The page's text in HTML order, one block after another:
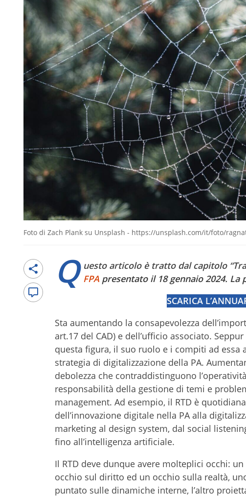
Foto di Zach Plank su Unsplash - https://unsplash.com/it/foto/
Q uesto articolo è tratto dal capitolo
FPA presentato il 18 gennaio 2024. La
SCARICA
Sta aumentando la consapevolezza
art.17 del CAD) e dell’ufficio associato.
questa figura, il suo ruolo e i compiti ad
strategia di digitalizzazione della PA.
debolezza che contraddistinguono
responsabilità della gestione di temi e
management. Ad esempio, il RTD è
dell’innovazione digitale nella PA alla
marketing al design system, dal social
fino all’intelligenza artificiale.
Il RTD deve dunque avere molteplici occhi:
occhio sul diritto ed un occhio sulla realtà,
puntato sulle dinamiche interne, l’altro